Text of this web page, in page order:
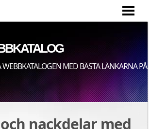
WEBBKATALOGEN MED BÄSTA LÄNKARNA PÅ
nackdelar med